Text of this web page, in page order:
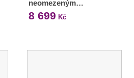
neomezeným…
8 699 Kč